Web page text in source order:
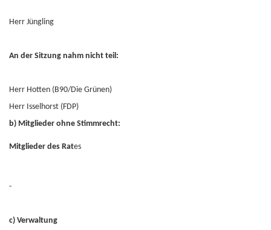
Herr Jüngling
An der Sitzung nahm nicht teil:
Herr Hotten (B90/Die Grünen)
Herr Isselhorst (FDP)
b) Mitglieder ohne Stimmrecht:
Mitglieder des Rates
-
c) Verwaltung